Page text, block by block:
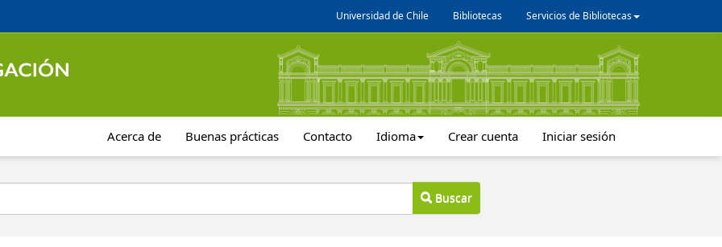
Universidad de Chile Bibliotecas Servicios de Bibliotecas
Acerca de Buenas prácticas Contacto Idioma Crear cuenta Iniciar sesión
Buscar